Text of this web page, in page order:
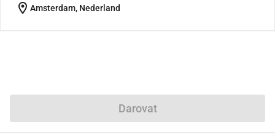
location_on Amsterdam, Nederland
Darovat